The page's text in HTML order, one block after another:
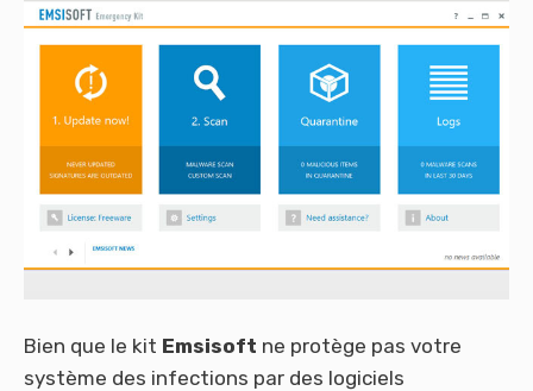
Bien que le kit Emsisoft ne protège pas votre
système des infections par des logiciels